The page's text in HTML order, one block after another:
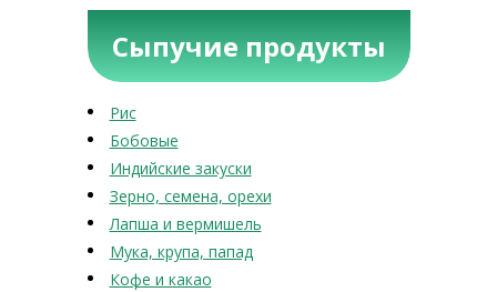
Сыпучие продукты
Рис
Бобовые
Индийские закуски
Зерно, семена, орехи
Лапша и вермишель
Мука, крупа, папад
Кофе и какао